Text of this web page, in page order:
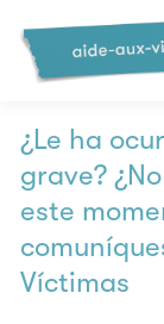
Suiza
¿Le ha
grave?
este
Víctimas